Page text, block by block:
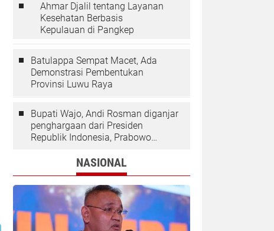
Ahmar Djalil tentang Layanan
Kesehatan Berbasis
Kepulauan di Pangkep
Batulappa Sempat Macet, Ada
Demonstrasi Pembentukan
Provinsi Luwu Raya
Bupati Wajo, Andi Rosman diganjar
penghargaan dari Presiden
Republik Indonesia, Prabowo
NASIONAL